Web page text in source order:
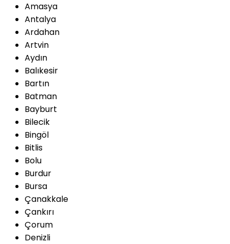
Amasya
Antalya
Ardahan
Artvin
Aydın
Balıkesir
Bartın
Batman
Bayburt
Bilecik
Bingöl
Bitlis
Bolu
Burdur
Bursa
Çanakkale
Çankırı
Çorum
Denizli